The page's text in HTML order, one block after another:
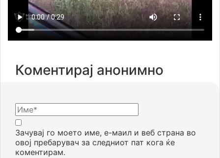
Коментирај анонимно
Зачувај го моето име, е-маил и веб страна во
овој пребарувач за следниот пат кога ќе
коментирам.